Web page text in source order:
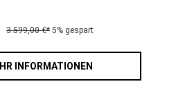
3.599,00 €* 5% gespart
INFORMATIONEN